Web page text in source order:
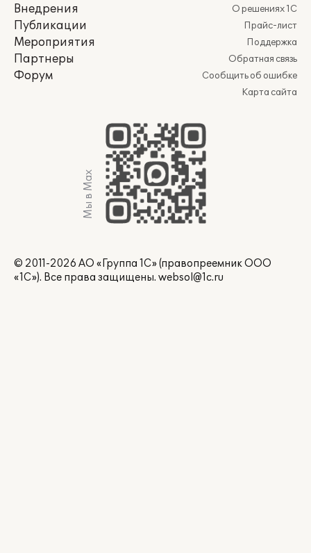
Внедрения
Публикации
Мероприятия
Партнеры
Форум
О решениях 1С
Прайс-лист
Поддержка
Обратная связь
Сообщить об ошибке
Карта сайта
Мы в Max
© 2011-2026 АО «Группа 1С» (правопреемник ООО
«1С»). Все права защищены. websol@1c.ru